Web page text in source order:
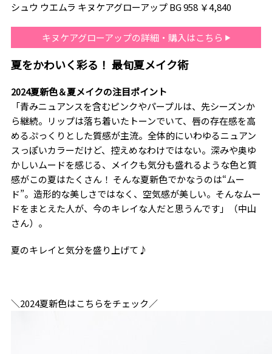
シュウ ウエムラ キヌケアグローアップ BG 958 ￥4,840
キヌケアグローアップの詳細・購入はこちら
夏をかわいく彩る！ 最旬夏メイク術
2024夏新色＆夏メイクの注目ポイント
「青みニュアンスを含むピンクやパープルは、先シーズンか
ら継続。リップは落ち着いたトーンでいて、唇の存在感を高
めるぷっくりとした質感が主流。全体的にいわゆるニュアン
スっぽいカラーだけど、控えめなわけではない。深みや奥ゆ
かしいムードを感じる、メイクも気分も盛れるような色と質
感がこの夏はたくさん！ そんな夏新色でかなうのは“ムー
ド”。造形的な美しさではなく、空気感が美しい。そんなムー
ドをまとえた人が、今のキレイな人だと思うんです」（中山
さん）。
夏のキレイと気分を盛り上げて♪
＼2024夏新色はこちらをチェック／